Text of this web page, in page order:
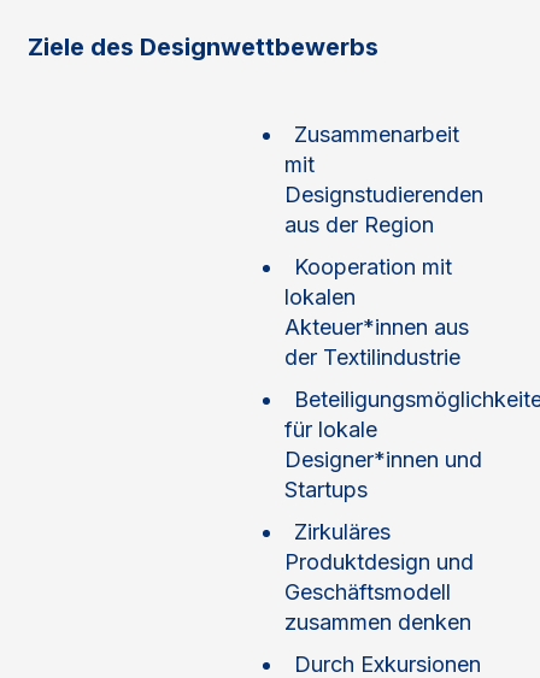
Ziele des Designwettbewerbs
Zusammenarbeit
mit
Designstudierenden
aus der Region
Kooperation mit
lokalen
Akteuer*innen aus
der Textilindustrie
für lokale
Designer*innen und
Startups
Zirkuläres
Produktdesign und
Geschäftsmodell
zusammen denken
Durch Exkursionen